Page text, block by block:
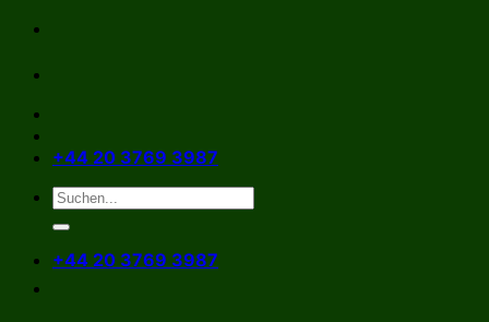
Zum
springen
+44 20 3769 3987
+44 20 3769 3987